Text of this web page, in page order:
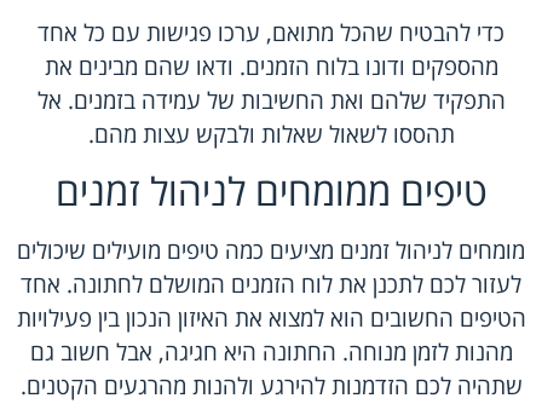
כדי להבטיח שהכל מתואם, ערכו פגישות עם כל אחד
מהספקים ודונו בלוח הזמנים. ודאו שהם מבינים את
התפקיד שלהם ואת החשיבות של עמידה בזמנים. אל
תהססו לשאול שאלות ולבקש עצות מהם.
טיפים ממומחים לניהול זמנים
מומחים לניהול זמנים מציעים כמה טיפים מועילים שיכולים
לעזור לכם לתכנן את לוח הזמנים המושלם לחתונה. אחד
הטיפים החשובים הוא למצוא את האיזון הנכון בין פעילויות
מהנות לזמן מנוחה. החתונה היא חגיגה, אבל חשוב גם
שתהיה לכם הזדמנות להירגע ולהנות מהרגעים הקטנים.